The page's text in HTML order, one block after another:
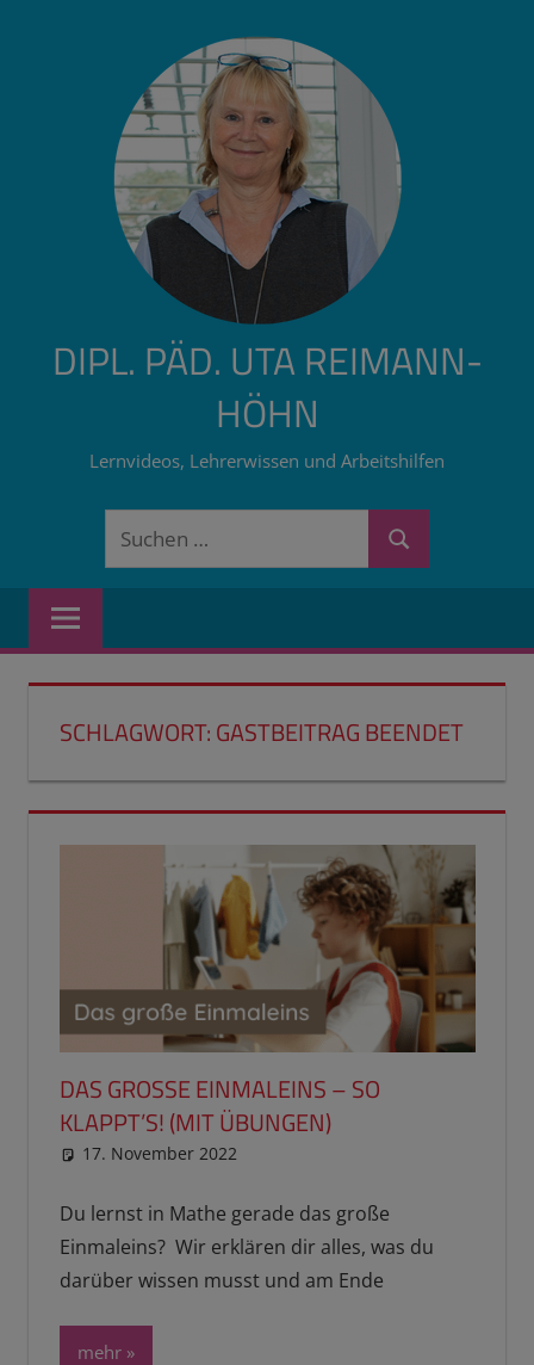
DIPL. PÄD. UTA REIMANN-
HÖHN
Lernvideos, Lehrerwissen und Arbeitshilfen
Suchen
Suchen
SCHLAGWORT:GASTBEITRAG BEENDET
DAS GROSSE EINMALEINS – SO K
LAPPT’S! (MIT ÜBUNGEN)
17. November 2022
Du lernst in Mathe gerade das große
Einmaleins? Wir erklären dir alles, was du
darüber wissen musst und am Ende
mehr